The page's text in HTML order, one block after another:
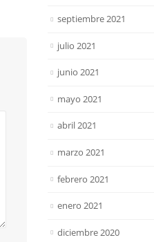
septiembre 2021
julio 2021
junio 2021
mayo 2021
abril 2021
marzo 2021
febrero 2021
enero 2021
diciembre 2020